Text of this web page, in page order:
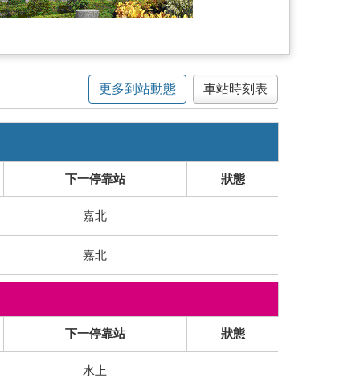
更多到站動態 車站時刻表
下一停靠站 狀態
嘉北
嘉北
下一停靠站 狀態
水上